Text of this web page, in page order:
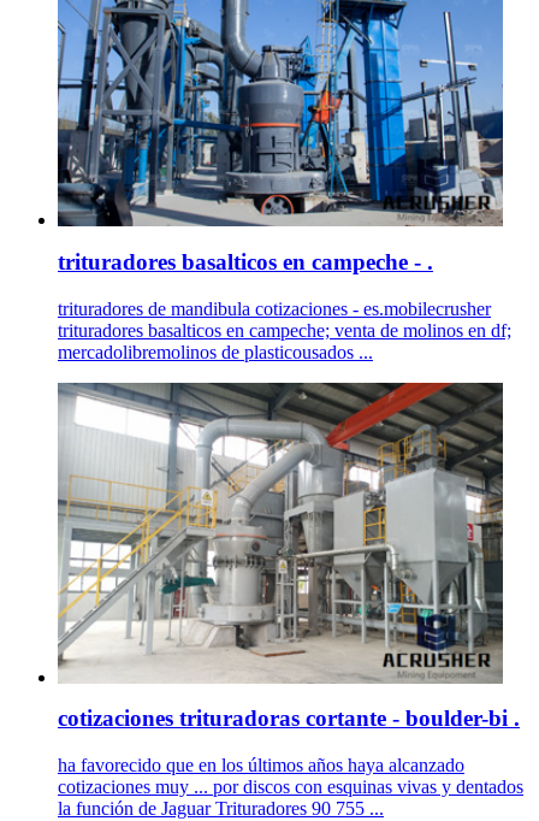
trituradores basalticos en campeche - .
trituradores de mandibula cotizaciones - es.mobilecrusher
trituradores basalticos en campeche; venta de molinos en df;
mercadolibremolinos de plasticousados ...
cotizaciones trituradoras cortante - boulder-bi .
ha favorecido que en los últimos años haya alcanzado
cotizaciones muy ... por discos con esquinas vivas y dentados
la función de Jaguar Trituradores 90 755 ...